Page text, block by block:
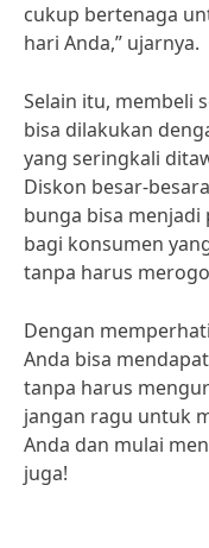
cukup bertenaga
hari Anda,” ujarnya.
Selain itu, membeli
bisa dilakukan
yang seringkali
Diskon besar-
bunga bisa
bagi konsumen
tanpa harus
Dengan
Anda bisa
tanpa harus
jangan ragu untuk
Anda dan mulai
juga!